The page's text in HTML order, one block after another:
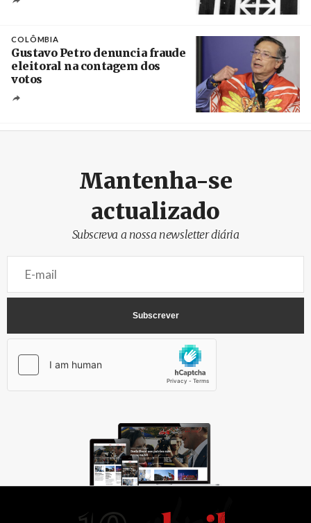
COLÔMBIA
Gustavo Petro denuncia fraude
eleitoral na contagem dos
votos
Mantenha-se
actualizado
Subscreva a nossa newsletter diária